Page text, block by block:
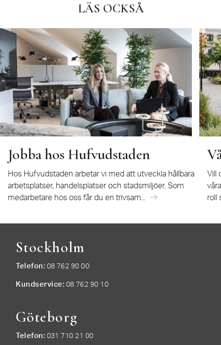
LÄS OCKSÅ
Jobba hos Hufvudstaden
Hos Hufvudstaden arbetar vi med att utveckla hållbara
arbetsplatser, handelsplatser och stadsmiljöer. Som
medarbetare hos oss får du en trivsam...
Vill
roll
Stockholm
Telefon 08 762 90 00
Kundservice 08 762 90 10
Göteborg
Telefon 031 710 21 00